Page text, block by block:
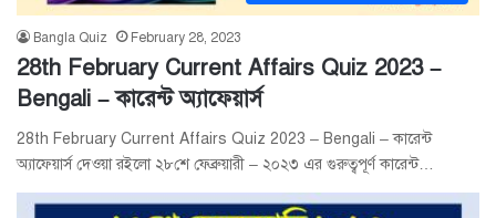
Bangla Quiz February 28, 2023
28th February Current Affairs Quiz 2023 –
Bengali – কারেন্ট অ্যাফেয়ার্স
28th February Current Affairs Quiz 2023 – Bengali – কারেন্ট
অ্যাফেয়ার্স দেওয়া রইলো ২৮শে ফেব্রুয়ারী – ২০২৩ এর গুরুত্বপূর্ণ কারেন্ট…